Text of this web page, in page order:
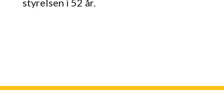
styrelsen i 52 år.